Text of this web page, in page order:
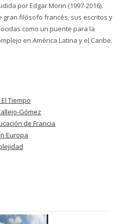
por Edgar Morin (1997-2016).
gran filósofo francés, sus escritos y
como un puente para la
en América Latina y el Caribe.
Tiempo
Gómez
de Francia
Europa